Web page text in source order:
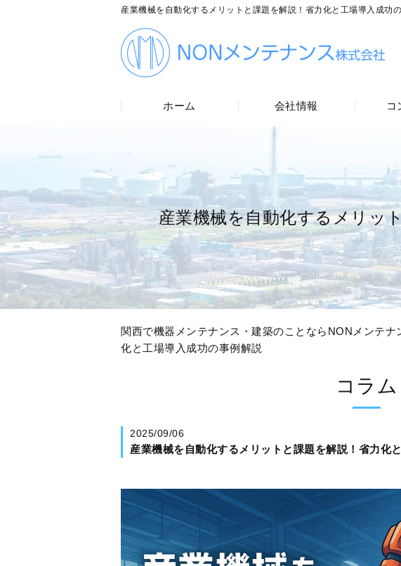
産業機械を自動化するメリットと課題を解説！省力化と工場導入成功
ホーム 会社情報 コ
産業機械を自動化するメリッ
関西で機器メンテナンス・建築のことならNONメンテナ
化と工場導入成功の事例解説
コラム
2025/09/06
産業機械を自動化するメリットと課題を解説！省力化